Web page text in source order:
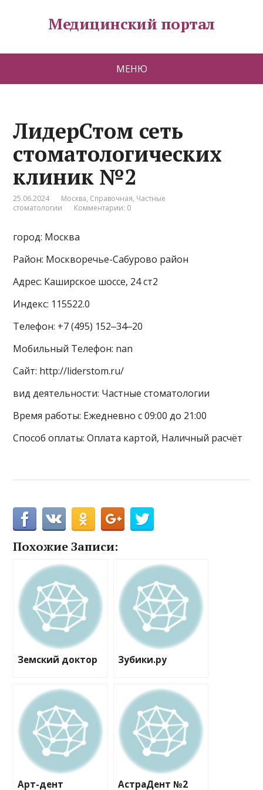
Медицинский портал
МЕНЮ
ЛидерСтом сеть
стоматологических
клиник №2
25.06.2024 Москва, Справочная, Частные
стоматологии
Комментарии: 0
город: Москва
Район: Москворечье-Сабурово район
Адрес: Каширское шоссе, 24 ст2
Индекс: 115522.0
Телефон: +7 (495) 152‒34‒20
Мобильный Телефон: nan
Сайт: http://liderstom.ru/
вид деятельности: Частные стоматологии
Время работы: Ежедневно с 09:00 до 21:00
Способ оплаты: Оплата картой, Наличный расчёт
Похожие Записи:
Земский доктор Зубики.ру
Арт-дент АстраДент №2